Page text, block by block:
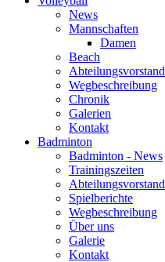
News
Mannschaften
Damen
Beach
Abteilungsvorstand
Wegbeschreibung
Chronik
Galerien
Kontakt
Badminton
Badminton - News
Trainingszeiten
Abteilungsvorstand
Spielberichte
Wegbeschreibung
Über uns
Galerie
Kontakt